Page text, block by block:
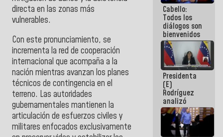
directa en las zonas más
vulnerables.
Con este pronunciamiento, se
incrementa la red de cooperación
internacional que acompaña a la
nación mientras avanzan los planes
técnicos de contingencia en el
terreno. Las autoridades
gubernamentales mantienen la
articulación de esfuerzos civiles y
militares enfocados exclusivamente
encuentro
presencial
para el
diálogo
Cabello:
Todos los
diálogos son
bienvenidos
siempre que
estén en el
marco de la
Constitución
de la
República
Presidenta
(E)
Rodríguez
analizó
junto a
gobernadores
planes de